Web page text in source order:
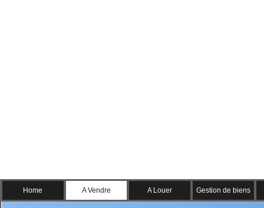
Home A Vendre A Louer Gestion de biens